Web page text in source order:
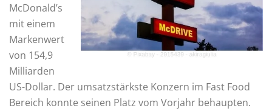
McDonald’s
mit einem
Markenwert
von 154,9
Milliarden
US-Dollar. Der umsatzstärkste Konzern im Fast Food
Bereich konnte seinen Platz vom Vorjahr behaupten.